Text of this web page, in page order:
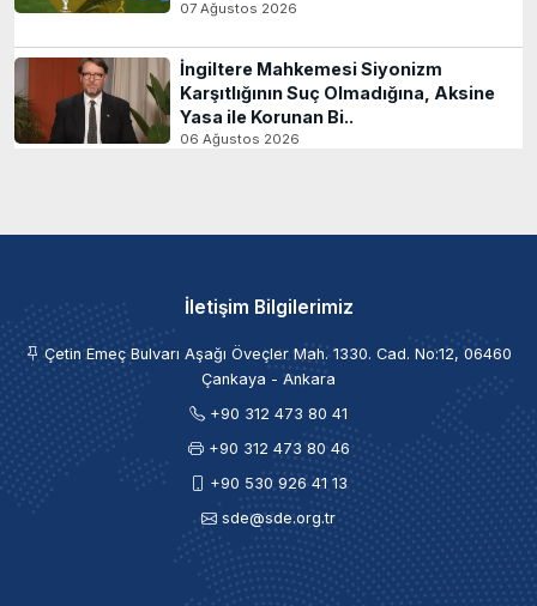
07 Ağustos 2026
İngiltere Mahkemesi Siyonizm
Karşıtlığının Suç Olmadığına, Aksine
Yasa ile Korunan Bi..
06 Ağustos 2026
İletişim Bilgilerimiz
Çetin Emeç Bulvarı Aşağı Öveçler Mah. 1330. Cad. No:12, 06460
Çankaya - Ankara
+90 312 473 80 41
+90 312 473 80 46
+90 530 926 41 13
sde@sde.org.tr